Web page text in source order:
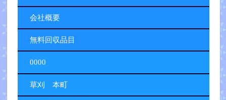
会社概要
無料回収品目
0000
草刈 本町